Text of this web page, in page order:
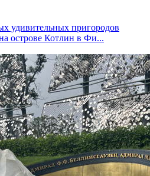
удивительных пригородов
острове Котлин в Фи...